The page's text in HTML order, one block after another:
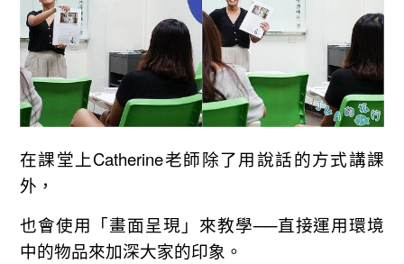
在課堂上Catherine老師除了用說話的方式講課
外，
也會使用「畫面呈現」來教學──直接運用環境
中的物品來加深大家的印象。